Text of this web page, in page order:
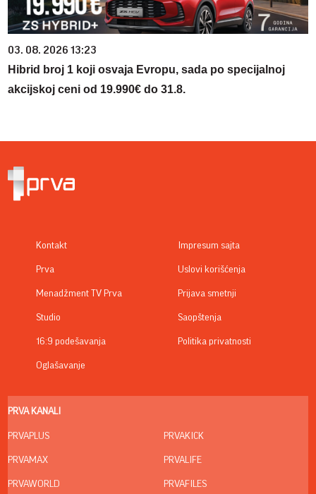
03. 08. 2026 13:23
Hibrid broj 1 koji osvaja Evropu, sada po specijalnoj
akcijskoj ceni od 19.990€ do 31.8.
Kontakt
Prva
Menadžment TV Prva
Studio
16:9 podešavanja
Oglašavanje
Impresum sajta
Uslovi korišćenja
Prijava smetnji
Saopštenja
Politika privatnosti
PRVA KANALI
PRVAPLUS
PRVAMAX
PRVAWORLD
PRVAKICK
PRVALIFE
PRVAFILES